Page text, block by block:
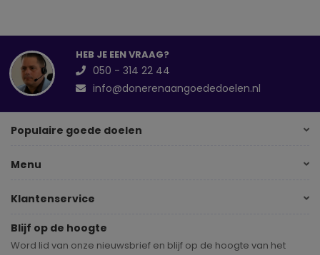
HEB JE EEN VRAAG?
050 - 314 22 44
info@donerenaangoededoelen.nl
Populaire goede doelen
Menu
Klantenservice
Blijf op de hoogte
Word lid van onze nieuwsbrief en blijf op de hoogte van het